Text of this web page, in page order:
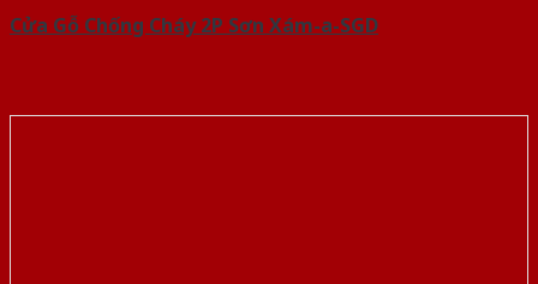
Cửa Gỗ Chống Cháy 2P Sơn Xám-a-SGD